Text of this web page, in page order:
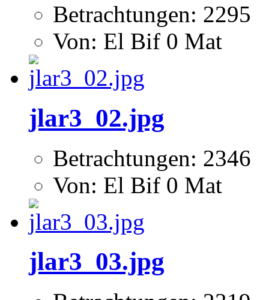
Betrachtungen: 2295
Von: El Bif 0 Mat
jlar3_02.jpg
Betrachtungen: 2346
Von: El Bif 0 Mat
jlar3_03.jpg